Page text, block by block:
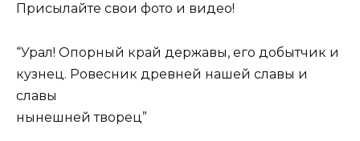
Присылайте свои фото и видео!
“Урал! Опорный край державы, его добытчик и
кузнец. Ровесник древней нашей славы и
славы
нынешней творец”